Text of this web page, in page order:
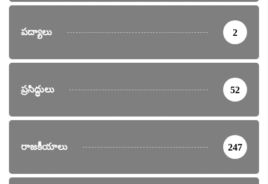
పద్యాలు 2
ప్రసిద్ధులు 52
రాజకీయాలు 247